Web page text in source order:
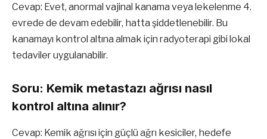
Cevap: Evet, anormal vajinal kanama veya lekelenme 4.
evrede de devam edebilir, hatta şiddetlenebilir. Bu
kanamayı kontrol altına almak için radyoterapi gibi lokal
tedaviler uygulanabilir.
Soru: Kemik metastazı ağrısı nasıl
kontrol altına alınır?
Cevap: Kemik ağrısı için güçlü ağrı kesiciler, hedefe